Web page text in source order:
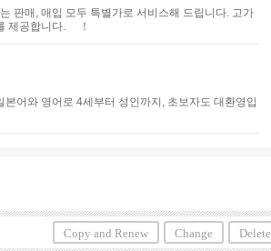
판매, 매입 모두 특별가로 서비스해 드립니다. 고가
제공합니다. ！
어와 영어로 4세부터 성인까지, 초보자도 대환영입
Copy and Renew Change Delete